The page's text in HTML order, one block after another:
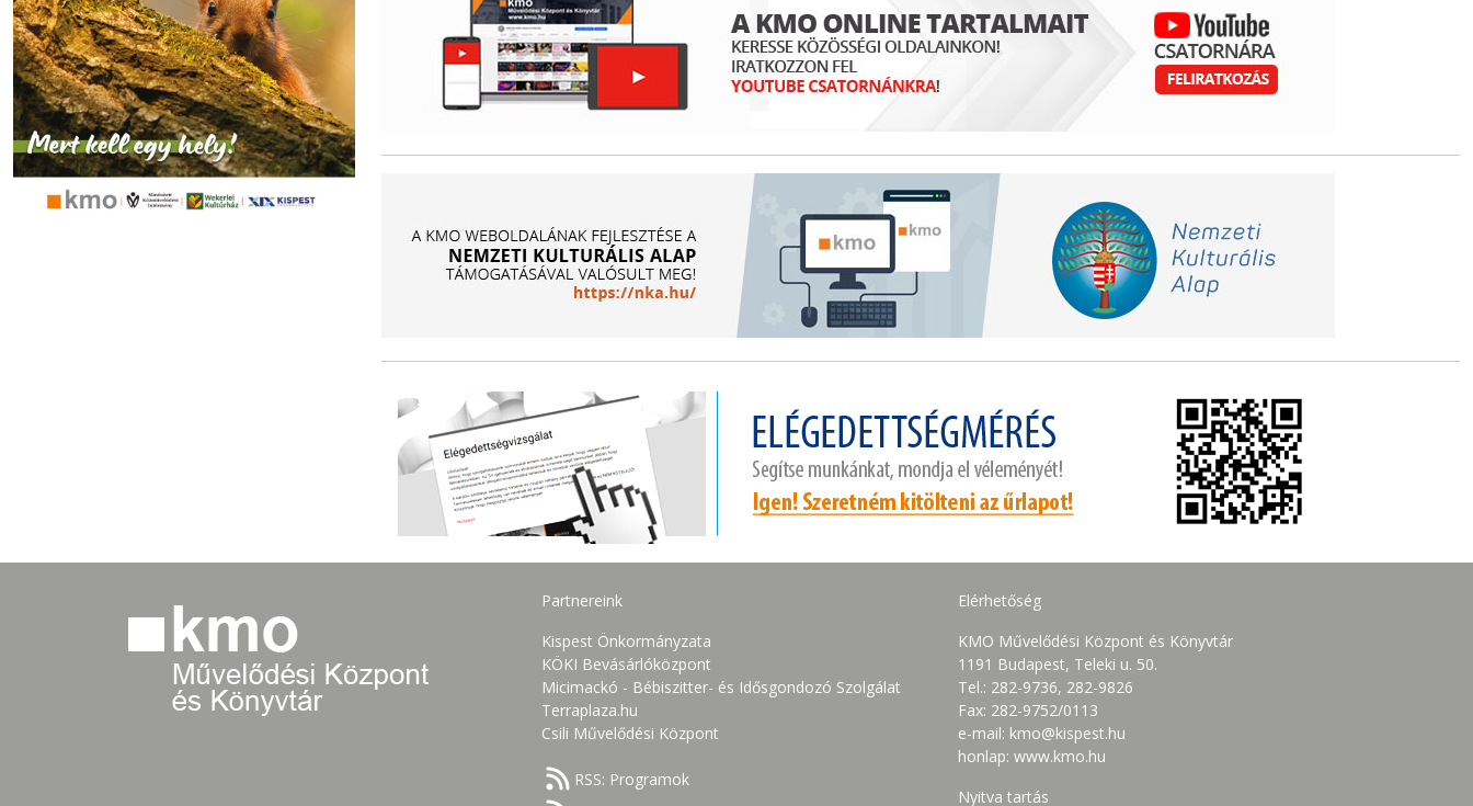
Partnereink
Kispest Önkormányzata
KÖKI Bevásárlóközpont
Micimackó - Bébiszitter- és Idősgondozó Szolgálat
Terraplaza.hu
Csili Művelődési Központ
RSS: Programok
Elérhetőség
KMO Művelődési Központ és Könyvtár
1191 Budapest, Teleki u. 50.
Tel.: 282-9736, 282-9826
Fax: 282-9752/0113
e-mail: kmo@kispest.hu
honlap: www.kmo.hu
Nyitva tartás